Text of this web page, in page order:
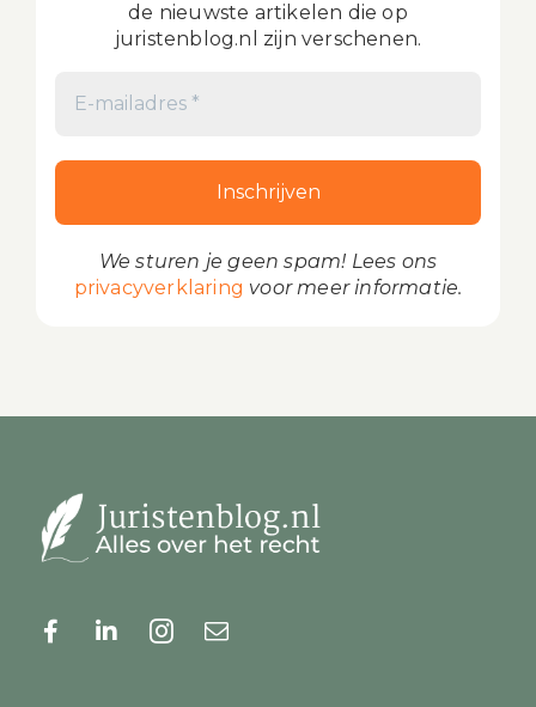
de nieuwste artikelen die op
juristenblog.nl zijn verschenen.
We sturen je geen spam! Lees ons
privacyverklaring voor meer informatie.